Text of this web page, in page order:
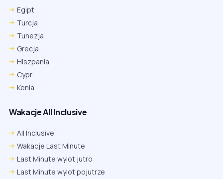
Egipt
Turcja
Tunezja
Grecja
Hiszpania
Cypr
Kenia
Wakacje All Inclusive
All Inclusive
Wakacje Last Minute
Last Minute wylot jutro
Last Minute wylot pojutrze